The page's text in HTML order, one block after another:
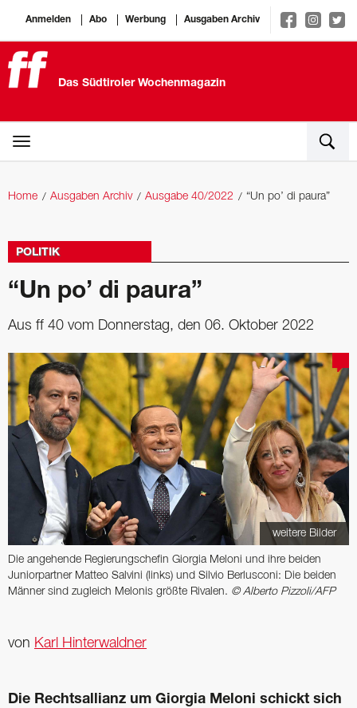
Anmelden Abo Werbung Ausgaben Archiv
Das Südtiroler Wochenmagazin
Home Ausgaben Archiv Ausgabe 40/2022 “Un po’ di paura”
POLITIK
“Un po’ di paura”
Aus ff 40 vom Donnerstag, den 06. Oktober 2022
weitere Bilder
Die angehende Regierungschefin Giorgia Meloni und ihre beiden
Juniorpartner Matteo Salvini (links) und Silvio Berlusconi: Die beiden
Männer sind zugleich Melonis größte Rivalen. © Alberto Pizzoli/AFP
von Karl Hinterwaldner
Die Rechtsallianz um Giorgia Meloni schickt sich